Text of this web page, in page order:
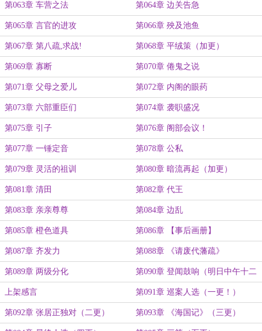
第063章 车营之法 第064章 边关告急
第065章 言官的进攻 第066章 殃及池鱼
第067章 第八疏,求战! 第068章 平绒策（加更）
第069章 寡断 第070章 倦鬼之说
第071章 父母之爱儿 第072章 内阁的眼药
第073章 六部重臣们 第074章 袭职盛况
第075章 引子 第076章 阁部会议！
第077章 一锤定音 第078章 公私
第079章 灵活的祖训 第080章 暗流再起（加更）
第081章 清田 第082章 代王
第083章 亲亲尊尊 第084章 边乱
第085章 橙色道具 第086章 【事后画册】
第087章 齐发力 第088章 《请废代藩疏》
第089章 两级分化 第090章 登闻鼓响（明日中午十二
点上架）
上架感言 第091章 巡案人选（一更！）
第092章 张居正独对（二更） 第093章 《海国记》（三更）